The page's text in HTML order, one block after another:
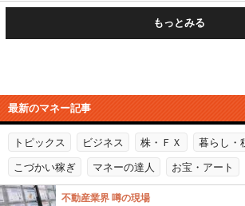
もっとみる
最新のマネー記事
トピックス ビジネス 株・ＦＸ 暮らし・
こづかい稼ぎ マネーの達人 お宝・アート
不動産業界 噂の現場